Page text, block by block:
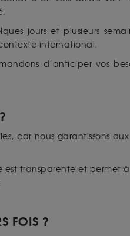
jours et plusieurs
international.
d’anticiper vos
car nous garantissons
est transparente et permet
FOIS ?